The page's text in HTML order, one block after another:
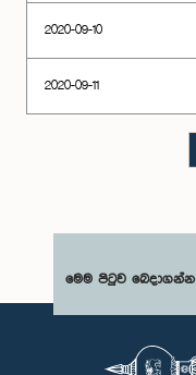
2020-09-10
2020-09-11
මෙම පිටුව බෙදාගන්න